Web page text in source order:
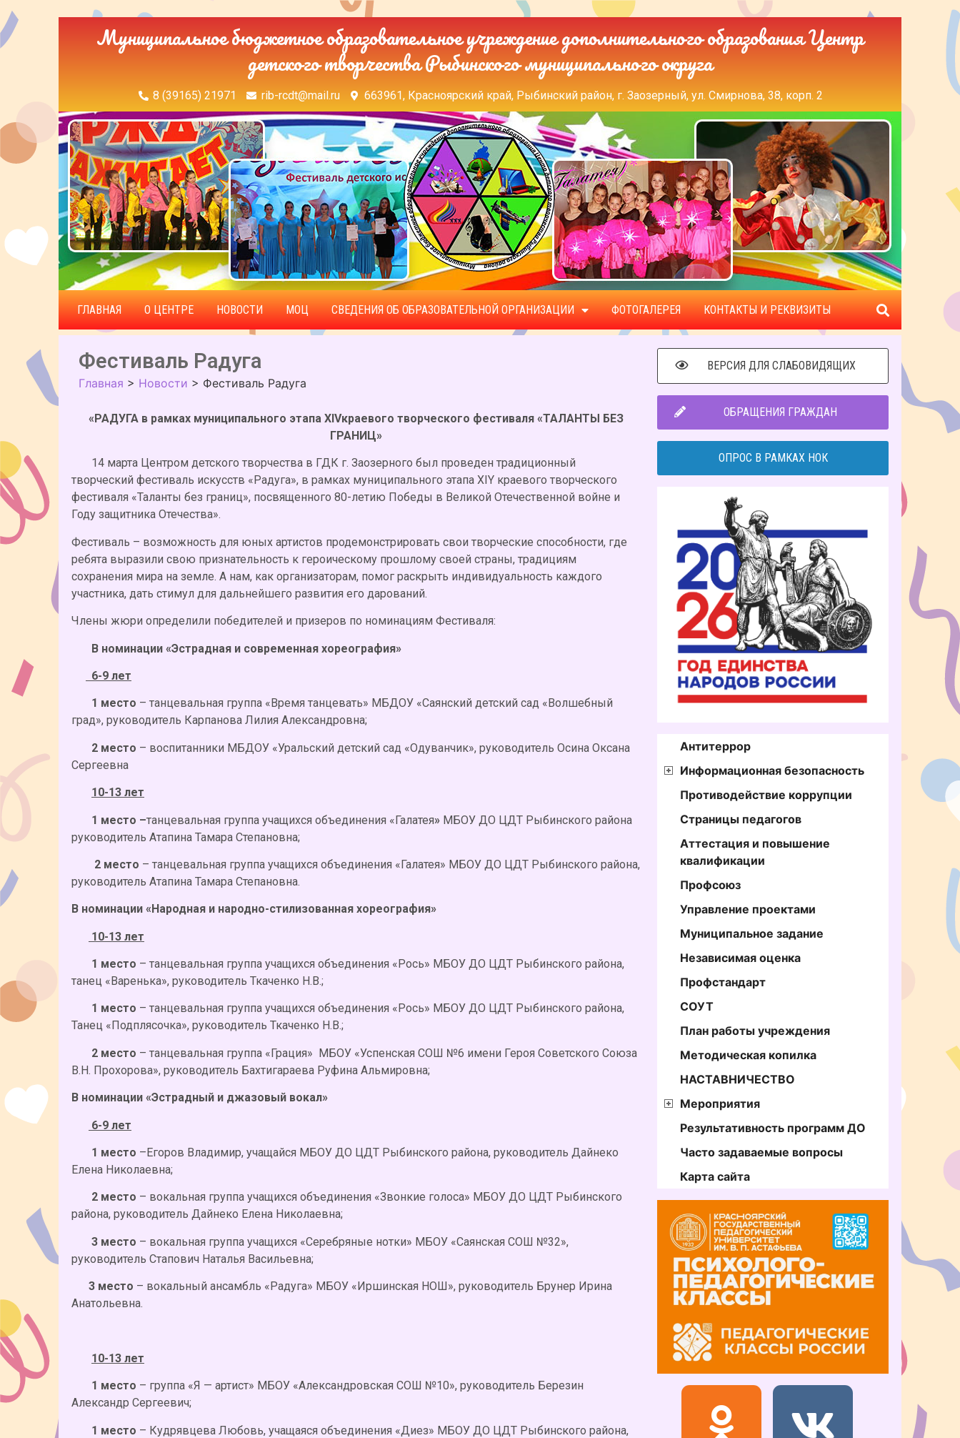
Муниципальное бюджетное образовательное учреждение дополнительного образования Центр
детского творчества Рыбинского муниципального округа
8 (39165) 21971 rib-rcdt@mail.ru 663961, Красноярский край, Рыбинский район, г. Заозерный, ул. Смирнова, 38, корп. 2
ГЛАВНАЯ О ЦЕНТРЕ НОВОСТИ МОЦ СВЕДЕНИЯ ОБ ОБРАЗОВАТЕЛЬНОЙ ОРГАНИЗАЦИИ ФОТОГАЛЕРЕЯ КОНТАКТЫ И РЕКВИЗИТЫ
Фестиваль Радуга
Главная > Новости > Фестиваль Радуга
«РАДУГА в рамках муниципального этапа XIVкраевого творческого фестиваля «ТАЛАНТЫ БЕЗ
ГРАНИЦ»
14 марта Центром детского творчества в ГДК г. Заозерного был проведен традиционный
творческий фестиваль искусств «Радуга», в рамках муниципального этапа XIY краевого творческого
фестиваля «Таланты без границ», посвященного 80-летию Победы в Великой Отечественной войне и
Году защитника Отечества».
Фестиваль – возможность для юных артистов продемонстрировать свои творческие способности, где
ребята выразили свою признательность к героическому прошлому своей страны, традициям
сохранения мира на земле. А нам, как организаторам, помог раскрыть индивидуальность каждого
участника, дать стимул для дальнейшего развития его дарований.
Члены жюри определили победителей и призеров по номинациям Фестиваля:
В номинации «Эстрадная и современная хореография»
6-9 лет
1 место – танцевальная группа «Время танцевать» МБДОУ «Саянский детский сад «Волшебный
град», руководитель Карпанова Лилия Александровна;
2 место – воспитанники МБДОУ «Уральский детский сад «Одуванчик», руководитель Осина Оксана
Сергеевна
10-13 лет
1 место –танцевальная группа учащихся объединения «Галатея» МБОУ ДО ЦДТ Рыбинского района
руководитель Атапина Тамара Степановна;
2 место – танцевальная группа учащихся объединения «Галатея» МБОУ ДО ЦДТ Рыбинского района,
руководитель Атапина Тамара Степановна.
В номинации «Народная и народно-стилизованная хореография»
10-13 лет
1 место – танцевальная группа учащихся объединения «Рось» МБОУ ДО ЦДТ Рыбинского района,
танец «Варенька», руководитель Ткаченко Н.В.;
1 место – танцевальная группа учащихся объединения «Рось» МБОУ ДО ЦДТ Рыбинского района,
Танец «Подплясочка», руководитель Ткаченко Н.В.;
2 место – танцевальная группа «Грация» МБОУ «Успенская СОШ №6 имени Героя Советского Союза
В.Н. Прохорова», руководитель Бахтигараева Руфина Альмировна;
В номинации «Эстрадный и джазовый вокал»
6-9 лет
1 место –Егоров Владимир, учащайся МБОУ ДО ЦДТ Рыбинского района, руководитель Дайнеко
Елена Николаевна;
2 место – вокальная группа учащихся объединения «Звонкие голоса» МБОУ ДО ЦДТ Рыбинского
района, руководитель Дайнеко Елена Николаевна;
3 место – вокальная группа учащихся «Серебряные нотки» МБОУ «Саянская СОШ №32»,
руководитель Стапович Наталья Васильевна;
3 место – вокальный ансамбль «Радуга» МБОУ «Иршинская НОШ», руководитель Брунер Ирина
Анатольевна.
10-13 лет
1 место – группа «Я — артист» МБОУ «Александровская СОШ №10», руководитель Березин
Александр Сергеевич;
1 место – Кудрявцева Любовь, учащаяся объединения «Диез» МБОУ ДО ЦДТ Рыбинского района,
ВЕРСИЯ ДЛЯ СЛАБОВИДЯЩИХ
ОБРАЩЕНИЯ ГРАЖДАН
ОПРОС В РАМКАХ НОК
Антитеррор
Информационная безопасность
Противодействие коррупции
Страницы педагогов
Аттестация и повышение
квалификации
Профсоюз
Управление проектами
Муниципальное задание
Независимая оценка
Профстандарт
СОУТ
План работы учреждения
Методическая копилка
НАСТАВНИЧЕСТВО
Мероприятия
Результативность программ ДО
Часто задаваемые вопросы
Карта сайта